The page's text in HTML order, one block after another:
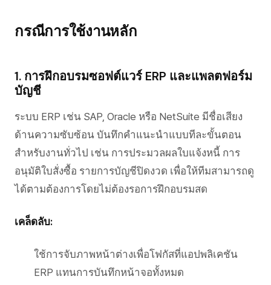
กรณีการใช้งานหลัก
1. การฝึกอบรมซอฟต์แวร์ ERP และแพลตฟอร์ม
บัญชี
ระบบ ERP เช่น SAP, Oracle หรือ NetSuite มีชื่อเสียง
ด้านความซับซ้อน บันทึกคำแนะนำแบบทีละขั้นตอน
สำหรับงานทั่วไป เช่น การประมวลผลใบแจ้งหนี้ การ
อนุมัติใบสั่งซื้อ รายการบัญชีปิดงวด เพื่อให้ทีมสามารถดู
ได้ตามต้องการโดยไม่ต้องรอการฝึกอบรมสด
เคล็ดลับ:
ใช้การจับภาพหน้าต่างเพื่อโฟกัสที่แอปพลิเคชัน
ERP แทนการบันทึกหน้าจอทั้งหมด